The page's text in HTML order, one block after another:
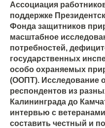
Ассоциация
поддержке
Фонда защитников
масштабное
потребностей,
государственных
особо охраняемых
(ООПТ). Исследование
респондентов из
Калининграда до
интервью с
составить честный и